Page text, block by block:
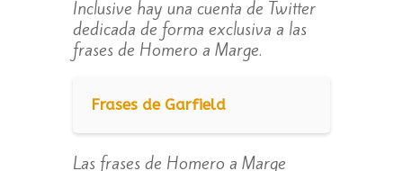
Inclusive hay una cuenta de Twitter
dedicada de forma exclusiva a las
frases de Homero a Marge.
Frases de Garfield
Las frases de Homero a Marge